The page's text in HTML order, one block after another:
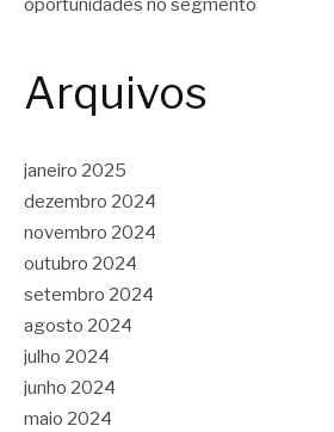
oportunidades no segmento
Arquivos
janeiro 2025
dezembro 2024
novembro 2024
outubro 2024
setembro 2024
agosto 2024
julho 2024
junho 2024
maio 2024